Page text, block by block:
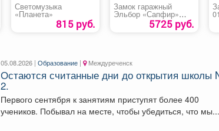
Светомузыка
«Планета»
815 руб.
Замок гаражный
Эльбор «Сапфир»
сувальдный5725 руб.
05.08.2026 |Образование | Междуреченск
Остаются считанные дни до открытия школы
2.
Первого сентября к занятиям приступят более 400
учеников. Побывал на месте, чтобы убедиться, что мы...